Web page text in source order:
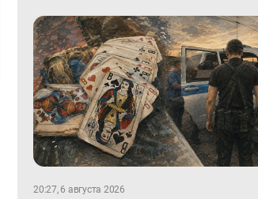
20:27, 6 августа 2026